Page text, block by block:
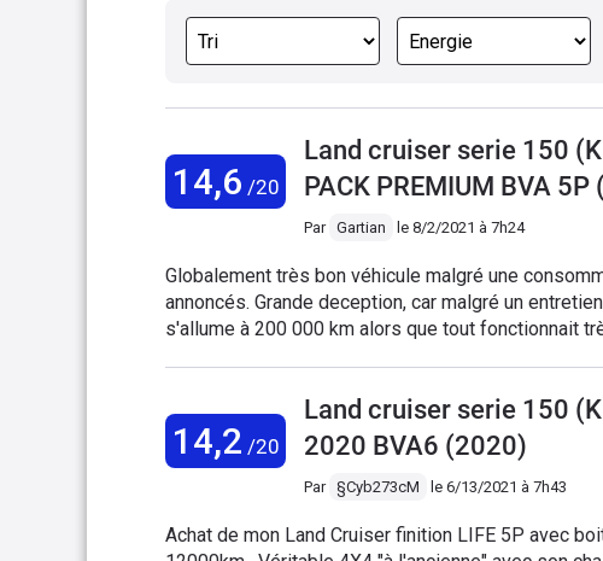
14,6 /20
Land cruiser serie 150
PACK PREMIUM BVA
Par Gartian le 8/2/2021 à 7h24
Globalement très bon véhicule malgré une consommation élevée et surtout trop loin des chifres
annoncés. Grande deception, car malgré un entretien en concession depuis l'achat, voyant moteur qui
s'allume à 200 000 km alors que tout fonctionnait très bien. Diagnostic donne le changement des
14,2 /20
Land cruiser serie 150
2020 BVA6 (2020)
Par §Cyb273cM le 6/13/2021 à 7h43
Achat de mon Land Cruiser finition LIFE 5P avec